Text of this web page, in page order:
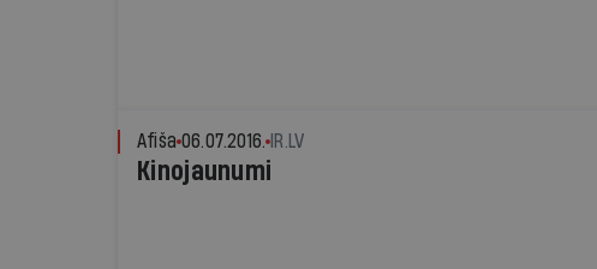
Afiša 06.07.2016. IR.LV
Kinojaunumi